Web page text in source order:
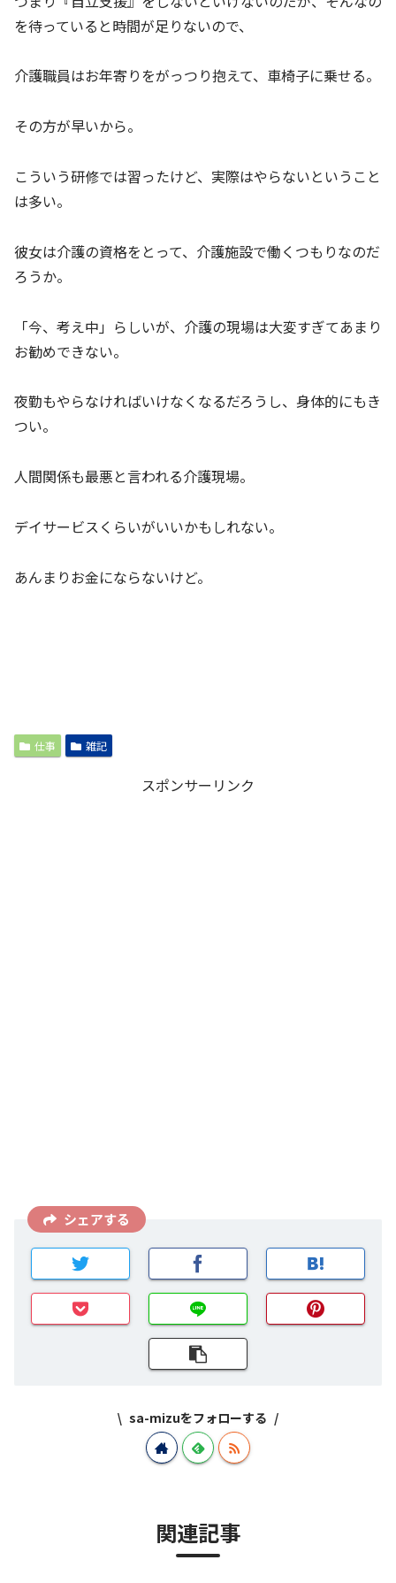
を待っていると時間が足りないので、
介護職員はお年寄りをがっつり抱えて、車椅子に乗せる。
その方が早いから。
こういう研修では習ったけど、実際はやらないということ
は多い。
彼女は介護の資格をとって、介護施設で働くつもりなのだ
ろうか。
「今、考え中」らしいが、介護の現場は大変すぎてあまり
お勧めできない。
夜勤もやらなければいけなくなるだろうし、身体的にもき
つい。
人間関係も最悪と言われる介護現場。
デイサービスくらいがいいかもしれない。
あんまりお金にならないけど。
仕事 雑記
スポンサーリンク
シェアする
sa-mizuをフォローする
関連記事